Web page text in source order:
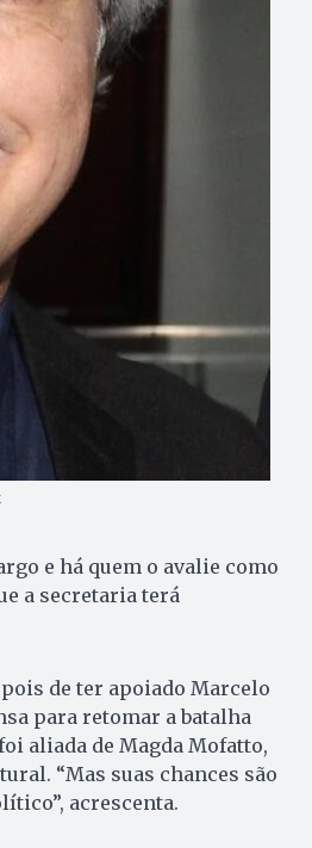
e há quem o avalie como
a secretaria terá
de ter apoiado Marcelo
para retomar a batalha
aliada de Magda Mofatto,
“Mas suas chances são
acrescenta.